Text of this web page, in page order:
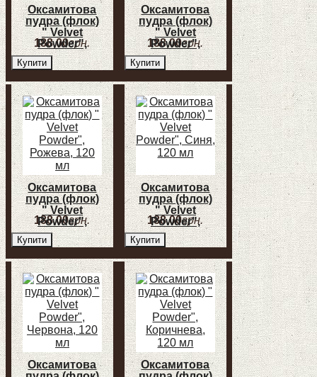
Оксамитова
пудра (флок)
" Velvet
Powder",
Карамель,
120 мл
188,00грн.
Купити
Оксамитова
пудра (флок)
" Velvet
Powder",
Кремова, 120
мл
188,00грн.
Купити
Оксамитова
пудра (флок)
" Velvet
Powder",
Рожева, 120
мл
188,00грн.
Купити
Оксамитова
пудра (флок)
" Velvet
Powder",
Синя, 120 мл
188,00грн.
Купити
Оксамитова
Оксамитова